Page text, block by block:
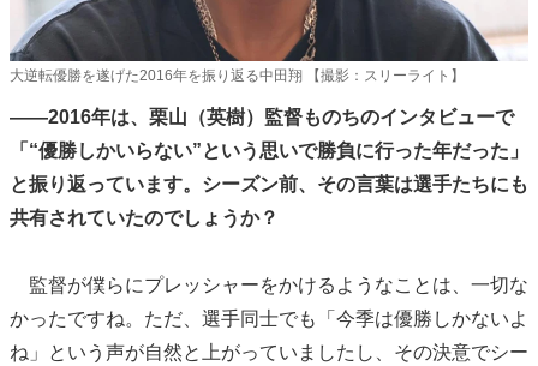
大逆転優勝を遂げた2016年を振り返る中田翔 【撮影：スリーライト】
――2016年は、栗山（英樹）監督ものちのインタビューで
「“優勝しかいらない”という思いで勝負に行った年だった」
と振り返っています。シーズン前、その言葉は選手たちにも
共有されていたのでしょうか？
監督が僕らにプレッシャーをかけるようなことは、一切な
かったですね。ただ、選手同士でも「今季は優勝しかないよ
ね」という声が自然と上がっていましたし、その決意でシー